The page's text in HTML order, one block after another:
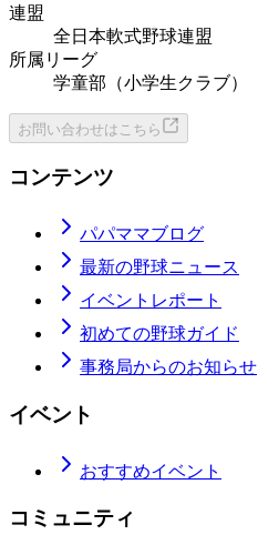
連盟
全日本軟式野球連盟
所属リーグ
学童部（小学生クラブ）
お問い合わせはこちら
コンテンツ
パパママブログ
最新の野球ニュース
イベントレポート
初めての野球ガイド
事務局からのお知らせ
イベント
おすすめイベント
コミュニティ